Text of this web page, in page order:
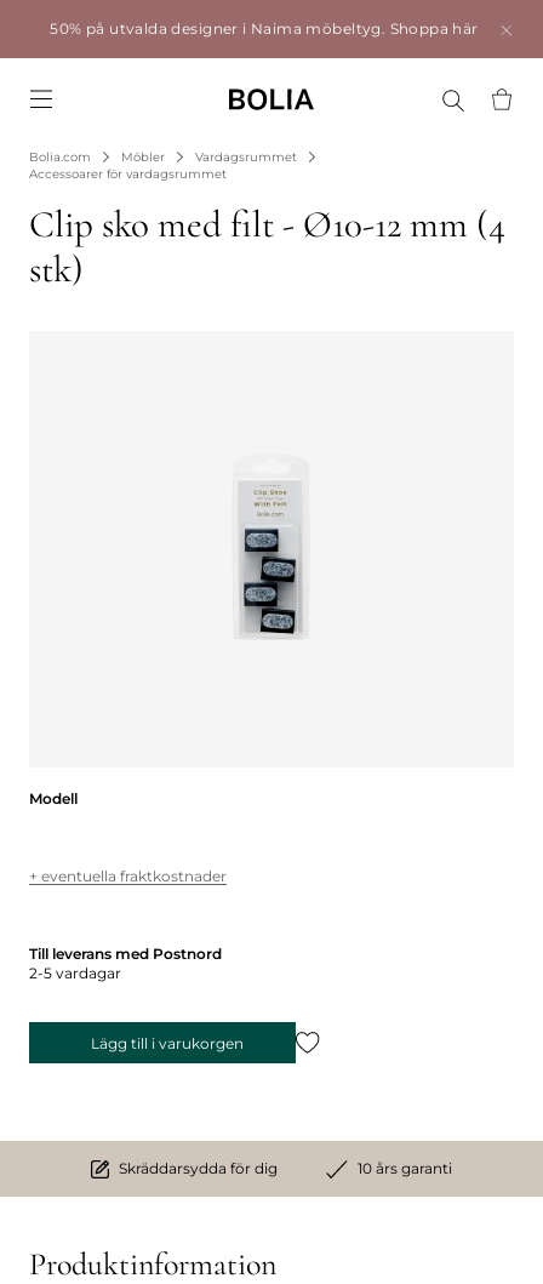
50% på utvalda designer i Naima möbeltyg. Shoppa här
Bolia.com Möbler
Vardagsrummet
Accessoarer för vardagsrummet
Clip sko med filt - Ø10-12 mm (4
stk)
Modell
+ eventuella fraktkostnader
Till leverans med Postnord
2-5 vardagar
Lägg till i varukorgen
Skräddarsydda för dig 10 års garanti
Produktinformation